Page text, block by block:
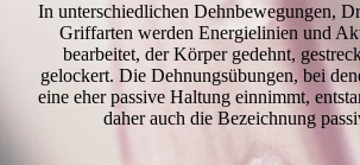
In unterschiedlichen Dehnbewegungen,
Griffarten werden Energielinien und
bearbeitet, der Körper gedehnt,
gelockert. Die Dehnungsübungen, bei
eine eher passive Haltung einnimmt,
daher auch die Bezeichnung